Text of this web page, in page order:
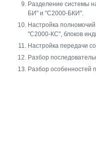
Разделение системы
БИ" и "С2000-БКИ".
Настройка
"С2000-КС", блоков
Настройка передачи
Разбор
Разбор особенностей